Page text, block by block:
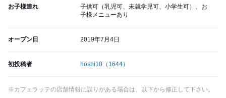
お子様連れ
子供可（乳児可、未就学児可、小学生可）、お
子様メニューあり
オープン日 2019年7月4日
初投稿者 hoshi10 （1644）
※カフェラッテの店舗情報に誤りがある場合は、以下から修正して下さい。